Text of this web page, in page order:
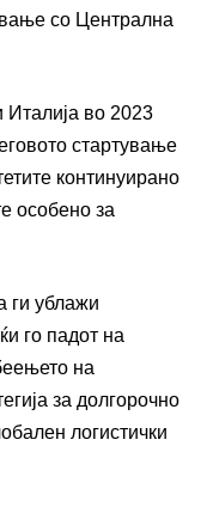
со Централна
Италија во 2023
стартување
континуирано
особено за
ги ублажи
го падот на
на
за долгорочно
логистички